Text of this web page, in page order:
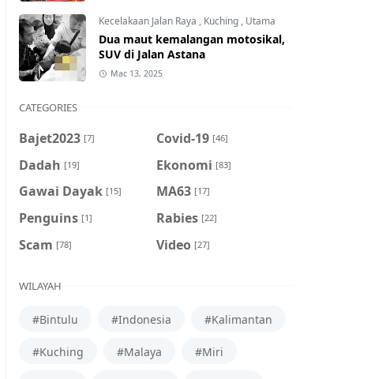
Kecelakaan Jalan Raya , Kuching , Utama
Dua maut kemalangan motosikal,
SUV di Jalan Astana
Mac 13, 2025
CATEGORIES
Bajet2023 [7] Covid-19 [46]
Dadah [19] Ekonomi [83]
Gawai Dayak [15] MA63 [17]
Penguins [1] Rabies [22]
Scam [78] Video [27]
WILAYAH
#Bintulu #Indonesia #Kalimantan
#Kuching #Malaya #Miri